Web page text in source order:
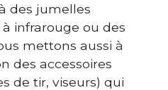
des jumelles
infrarouge ou des
mettons aussi à
des accessoires
de tir, viseurs) qui